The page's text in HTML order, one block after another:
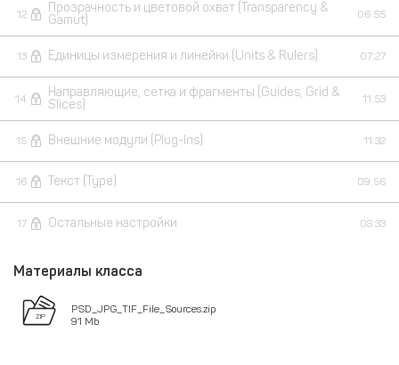
12
Прозрачность и цветовой охват (Transparency &
Gamut)
06:55
13 Единицы измерения и линейки (Units & Rulers) 07:27
14
Направляющие, сетка и фрагменты (Guides, Grid &
Slices)
11:53
15 Внешние модули (Plug-Ins) 11:32
16 Текст (Type) 09:56
17 Остальные настройки 08:33
Материалы класса
PSD_JPG_TIF_File_Sources.zip
91 Mb